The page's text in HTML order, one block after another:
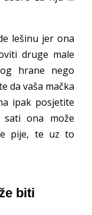
lešinu jer ona
druge male
hrane nego
da vaša mačka
ipak posjetite
ona može
pije, te uz to
biti